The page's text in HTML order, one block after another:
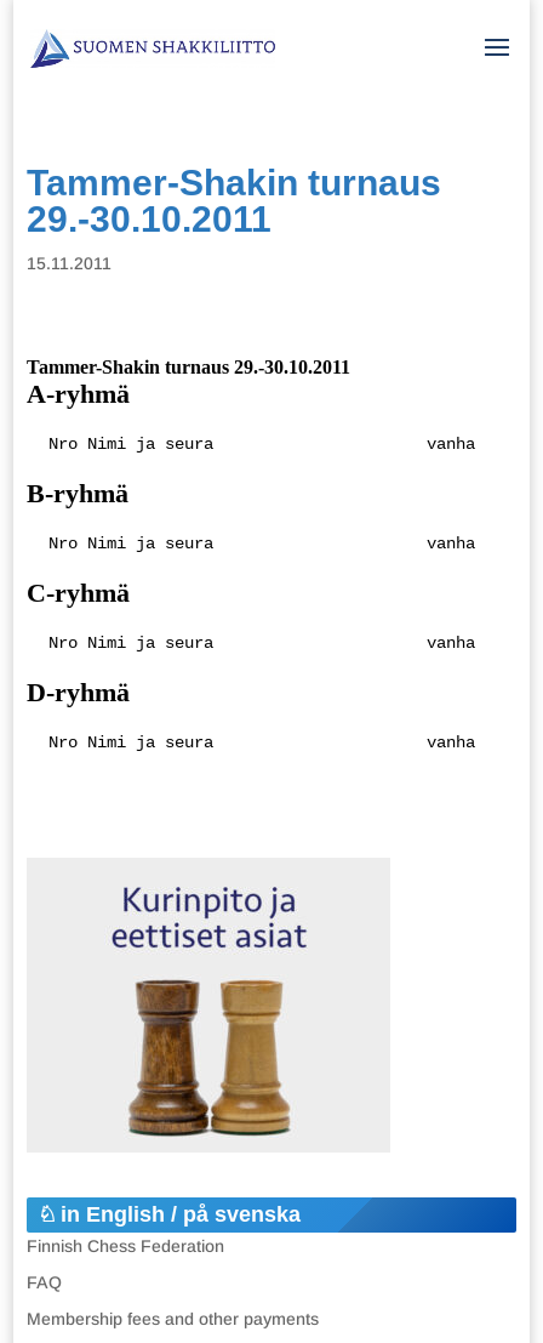
Tammer-Shakin turnaus
29.-30.10.2011
15.11.2011
Tammer-Shakin turnaus 29.-30.10.2011
A-ryhmä
Nro Nimi ja seura                      vanha     1
B-ryhmä
Nro Nimi ja seura                      vanha     1
C-ryhmä
Nro Nimi ja seura                      vanha     1
D-ryhmä
Nro Nimi ja seura                      vanha     1
in English / på svenska
Finnish Chess Federation
FAQ
Membership fees and other payments